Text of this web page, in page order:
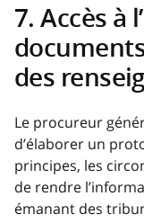
7. Accès à
des
Le procureur
d’élaborer un
principes, les
de rendre
émanant des